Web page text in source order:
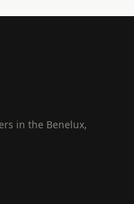
heen heeft ze zich
zit er in elk werk
stadsgezichten,
Door te spelen
de meest
schilderij of elke
zoals wasco,
krijt, acrylverf,
in the Benelux,